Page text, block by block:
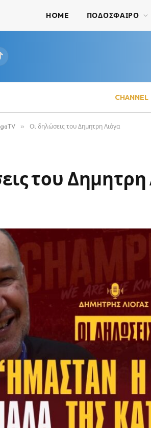
HOME ΠΟΔΟΣΦΑΙΡΟ
CHANNEL
» Οι δηλώσεις του Δημητρη Λιόγα
του Δημητρη